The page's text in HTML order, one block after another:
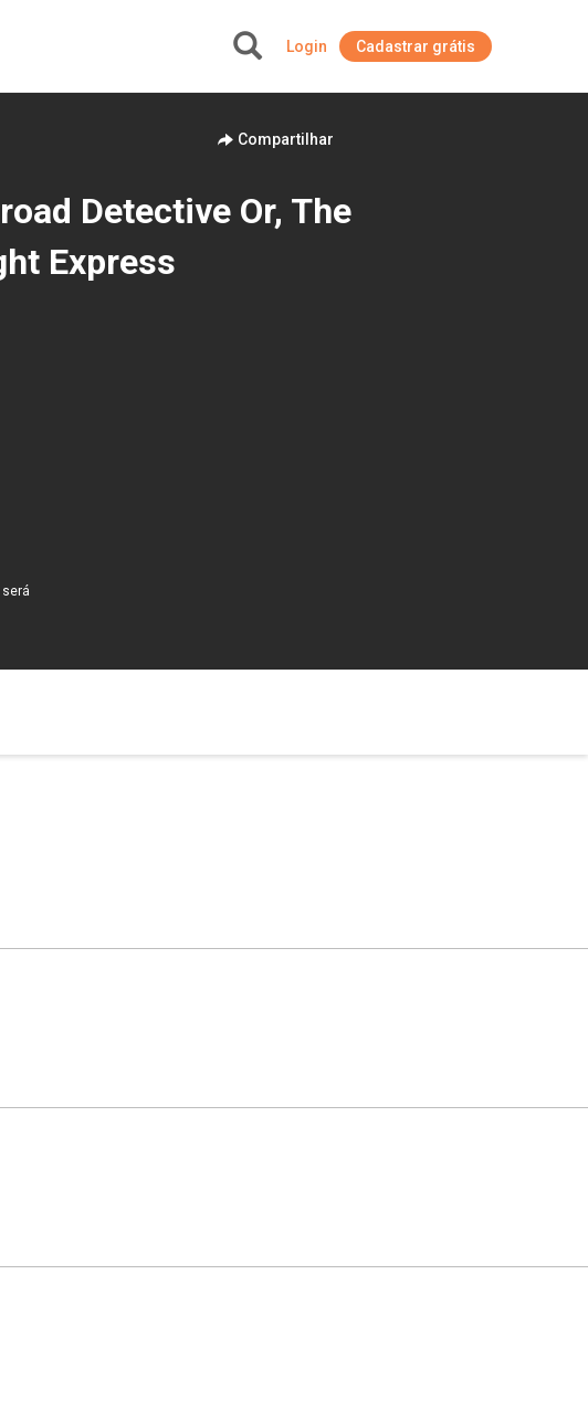
Login Cadastrar grátis
Compartilhar
Detective Or, The
Express